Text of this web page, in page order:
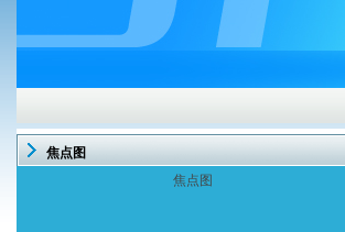
焦点图
焦点图